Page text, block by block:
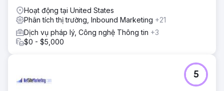
Hoạt động tại United States
Phân tích thị trường, Inbound Marketing +21
Dịch vụ pháp lý, Công nghệ Thông tin +3
$0 - $5,000
5